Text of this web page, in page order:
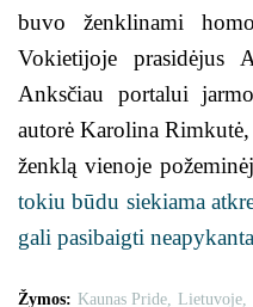
buvo ženklinami
Vokietijoje prasidėjus
Anksčiau portalui
autorė Karolina
ženklą vienoje
tokiu būdu siekiama
gali pasibaigti
Žymos: Kaunas Pride Lietuvoje